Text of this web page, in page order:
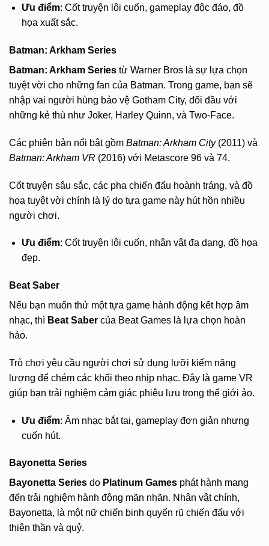
Ưu điểm: Cốt truyện lôi cuốn, gameplay độc đáo, đồ
họa xuất sắc.
Batman: Arkham Series
Batman: Arkham Series từ Warner Bros là sự lựa chọn
tuyệt vời cho những fan của Batman. Trong game, bạn sẽ
nhập vai người hùng bảo vệ Gotham City, đối đầu với
những kẻ thù như Joker, Harley Quinn, và Two-Face.
Các phiên bản nổi bật gồm Batman: Arkham City(2011) và
Batman: Arkham VR (2016) với Metascore 96 và 74.
Cốt truyện sâu sắc, các pha chiến đấu hoành tráng, và đồ
họa tuyệt vời chính là lý do tựa game này hút hồn nhiều
người chơi.
Ưu điểm: Cốt truyện lôi cuốn, nhân vật đa dạng, đồ họa
đẹp.
Beat Saber
Nếu bạn muốn thử một tựa game hành động kết hợp âm
nhạc, thì Beat Saber của Beat Games là lựa chọn hoàn
hảo.
Trò chơi yêu cầu người chơi sử dụng lưỡi kiếm năng
lượng để chém các khối theo nhịp nhạc. Đây là game VR
giúp bạn trải nghiệm cảm giác phiêu lưu trong thế giới ảo.
Ưu điểm: Âm nhạc bắt tai, gameplay đơn giản nhưng
cuốn hút.
Bayonetta Series
Bayonetta Series do Platinum Games phát hành mang
đến trải nghiệm hành động mãn nhãn. Nhân vật chính,
Bayonetta, là một nữ chiến binh quyến rũ chiến đấu với
thiên thần và quỷ.